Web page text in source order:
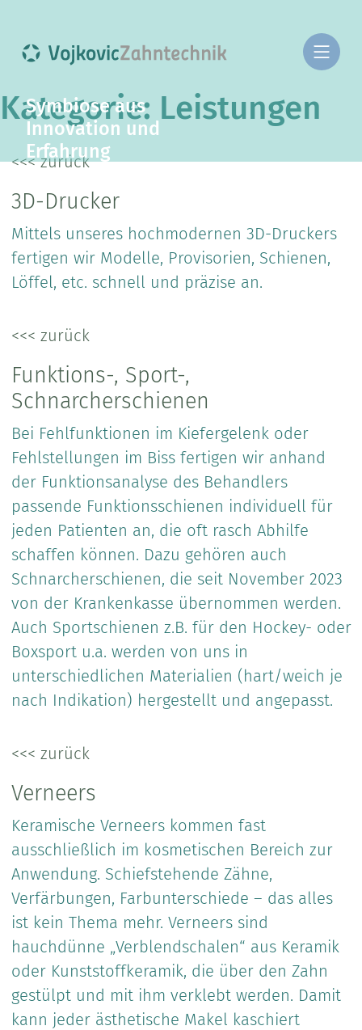
Symbiose aus
Innovation und
Erfahrung
Kategorie: Leistungen
<<< zurück
3D-Drucker
Mittels unseres hochmodernen 3D-Druckers
fertigen wir Modelle, Provisorien, Schienen,
Löffel, etc. schnell und präzise an.
<<< zurück
Funktions-, Sport-,
Schnarcherschienen
Bei Fehlfunktionen im Kiefergelenk oder
Fehlstellungen im Biss fertigen wir anhand
der Funktionsanalyse des Behandlers
passende Funktionsschienen individuell für
jeden Patienten an, die oft rasch Abhilfe
schaffen können. Dazu gehören auch
Schnarcherschienen, die seit November 2023
von der Krankenkasse übernommen werden.
Auch Sportschienen z.B. für den Hockey- oder
Boxsport u.a. werden von uns in
unterschiedlichen Materialien (hart/weich je
nach Indikation) hergestellt und angepasst.
<<< zurück
Verneers
Keramische Verneers kommen fast
ausschließlich im kosmetischen Bereich zur
Anwendung. Schiefstehende Zähne,
Verfärbungen, Farbunterschiede – das alles
ist kein Thema mehr. Verneers sind
hauchdünne „Verblendschalen“ aus Keramik
oder Kunststoffkeramik, die über den Zahn
gestülpt und mit ihm verklebt werden. Damit
kann jeder ästhetische Makel kaschiert